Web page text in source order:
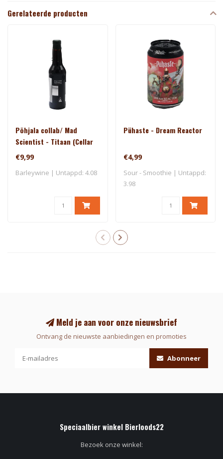
Gerelateerde producten
Põhjala collab/ Mad
Scientist - Titaan (Cellar
Series)
€9,99
Barleywine | Untappd: 4.08
Pühaste - Dream Reactor
€4,99
Sour - Smoothie | Untappd:
3.98
Meld je aan voor onze nieuwsbrief
Ontvang de nieuwste aanbiedingen en promoties
Abonneer
Speciaalbier winkel Bierloods22
Bezoek onze winkel: